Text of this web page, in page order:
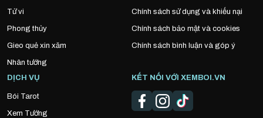
Tử vi
Phong thủy
Gieo quẻ xin xăm
Nhân tướng
Chính sách sử dụng và khiếu nại
Chính sách bảo mật và cookies
Chính sách bình luận và góp ý
DỊCH VỤ
Bói Tarot
Xem Tướng
KẾT NỐI VỚI XEMBOI.VN